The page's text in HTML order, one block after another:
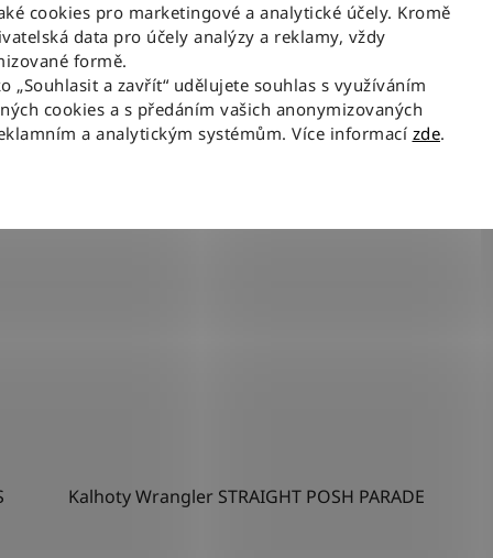
cookies pro marketingové a analytické účely. Kromě
data pro účely analýzy a reklamy, vždy
formě.
„Souhlasit a zavřít“ udělujete souhlas s využíváním
cookies a s předáním vašich anonymizovaných
a analytickým systémům. Více informací zde.
L34 W34-L32 W29-L34
DETAIL
W30 W31
Kalhoty Wrangler STRAIGHT POSH PARADE